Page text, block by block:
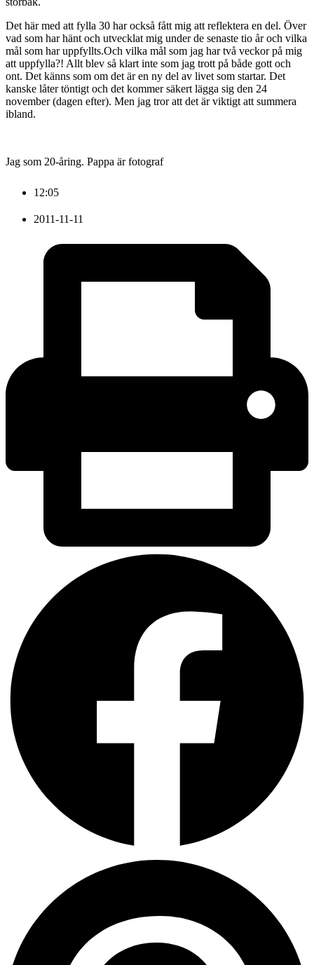
Det här med att fylla 30 har också fått mig att reflektera en del. Över
vad som har hänt och utvecklat mig under de senaste tio år och vilka
mål som har uppfyllts.Och vilka mål som jag har två veckor på mig
att uppfylla?! Allt blev så klart inte som jag trott på både gott och
ont. Det känns som om det är en ny del av livet som startar. Det
kanske låter töntigt och det kommer säkert lägga sig den 24
november (dagen efter). Men jag tror att det är viktigt att summera
ibland.
Jag som 20-åring. Pappa är fotograf
12:05
2011-11-11